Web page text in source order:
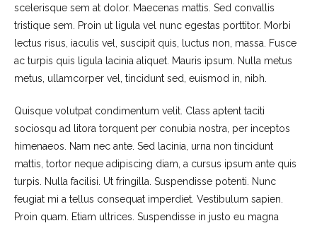
scelerisque sem at dolor. Maecenas mattis. Sed convallis
tristique sem. Proin ut ligula vel nunc egestas porttitor. Morbi
lectus risus, iaculis vel, suscipit quis, luctus non, massa. Fusce
ac turpis quis ligula lacinia aliquet. Mauris ipsum. Nulla metus
metus, ullamcorper vel, tincidunt sed, euismod in, nibh.
Quisque volutpat condimentum velit. Class aptent taciti
sociosqu ad litora torquent per conubia nostra, per inceptos
himenaeos. Nam nec ante. Sed lacinia, urna non tincidunt
mattis, tortor neque adipiscing diam, a cursus ipsum ante quis
turpis. Nulla facilisi. Ut fringilla. Suspendisse potenti. Nunc
feugiat mi a tellus consequat imperdiet. Vestibulum sapien.
Proin quam. Etiam ultrices. Suspendisse in justo eu magna